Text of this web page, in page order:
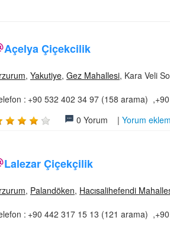
Açelya Çiçekcilik
, Yakutiye, Gez Mahallesi, Kara Veli
: +90 532 402 34 97 (158 arama)
0 Yorum | Yorum
Lalezar Çiçekçilik
, Palandöken, Hacısalihefendi
: +90 442 317 15 13 (121 arama)